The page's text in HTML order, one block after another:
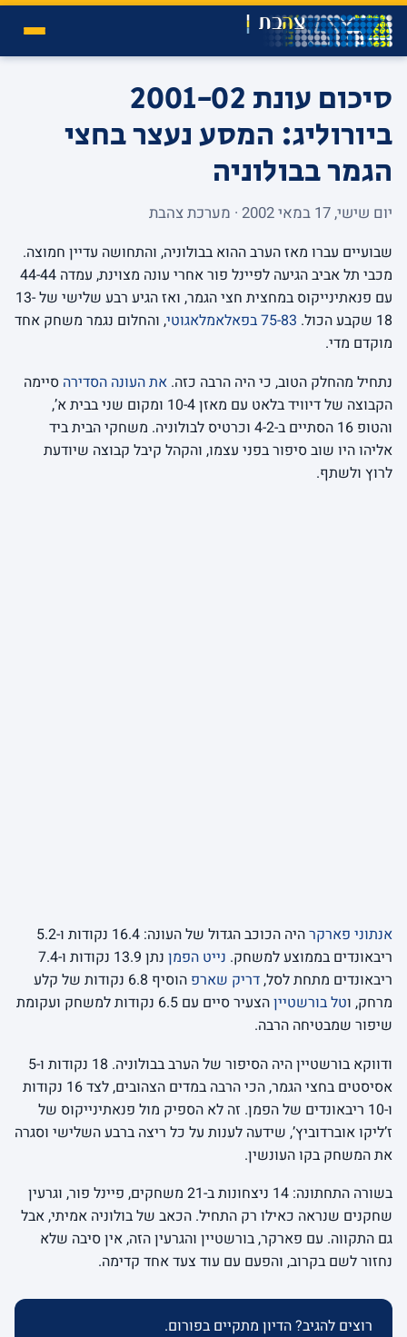
סיכום עונת 2001-02
ביורוליג: המסע נעצר בחצי
הגמר בבולוניה
יום שישי, 17 במאי 2002 · מערכת צהבת
שבועיים עברו מאז הערב ההוא בבולוניה, והתחושה עדיין חמוצה.
מכבי תל אביב הגיעה לפיינל פור אחרי עונה מצוינת, עמדה 44-44
עם פנאתינייקוס במחצית חצי הגמר, ואז הגיע רבע שלישי של 13-
18 שקבע הכול.
75-83 בפאלאמלאגוטי
, והחלום נגמר משחק אחד
מוקדם מדי.
נתחיל מהחלק הטוב, כי היה הרבה כזה. את העונה הסדירה סיימה
הקבוצה של דיוויד בלאט עם מאזן 10-4 ומקום שני בבית א’,
והטופ 16 הסתיים ב-4-2 וכרטיס לבולוניה. משחקי הבית ביד
אליהו היו שוב סיפור בפני עצמו, והקהל קיבל קבוצה שיודעת
לרוץ ולשתף.
אנתוני פארקר
היה הכוכב הגדול של העונה: 16.4 נקודות ו-5.2
ריבאונדים בממוצע למשחק. נייט הפמן
נתן 13.9 נקודות ו-7.4
ריבאונדים מתחת לסל,דריק שארפ
הוסיף 6.8 נקודות של קלע
מרחק, וטל בורשטיין
הצעיר סיים עם 6.5 נקודות למשחק ועקומת
שיפור שמבטיחה הרבה.
ודווקא בורשטיין היה הסיפור של הערב בבולוניה. 18 נקודות ו-5
אסיסטים בחצי הגמר, הכי הרבה במדים הצהובים, לצד 16 נקודות
ו-10 ריבאונדים של הפמן. זה לא הספיק מול פנאתינייקוס של
ז’ליקו אוברדוביץ’, שידעה לענות על כל ריצה ברבע השלישי וסגרה
את המשחק בקו העונשין.
בשורה התחתונה: 14 ניצחונות ב-21 משחקים, פיינל פור, וגרעין
שחקנים שנראה כאילו רק התחיל. הכאב של בולוניה אמיתי, אבל
גם התקווה. עם פארקר, בורשטיין והגרעין הזה, אין סיבה שלא
נחזור לשם בקרוב, והפעם עם עוד צעד אחד קדימה.
רוצים להגיב? הדיון מתקיים בפורום.